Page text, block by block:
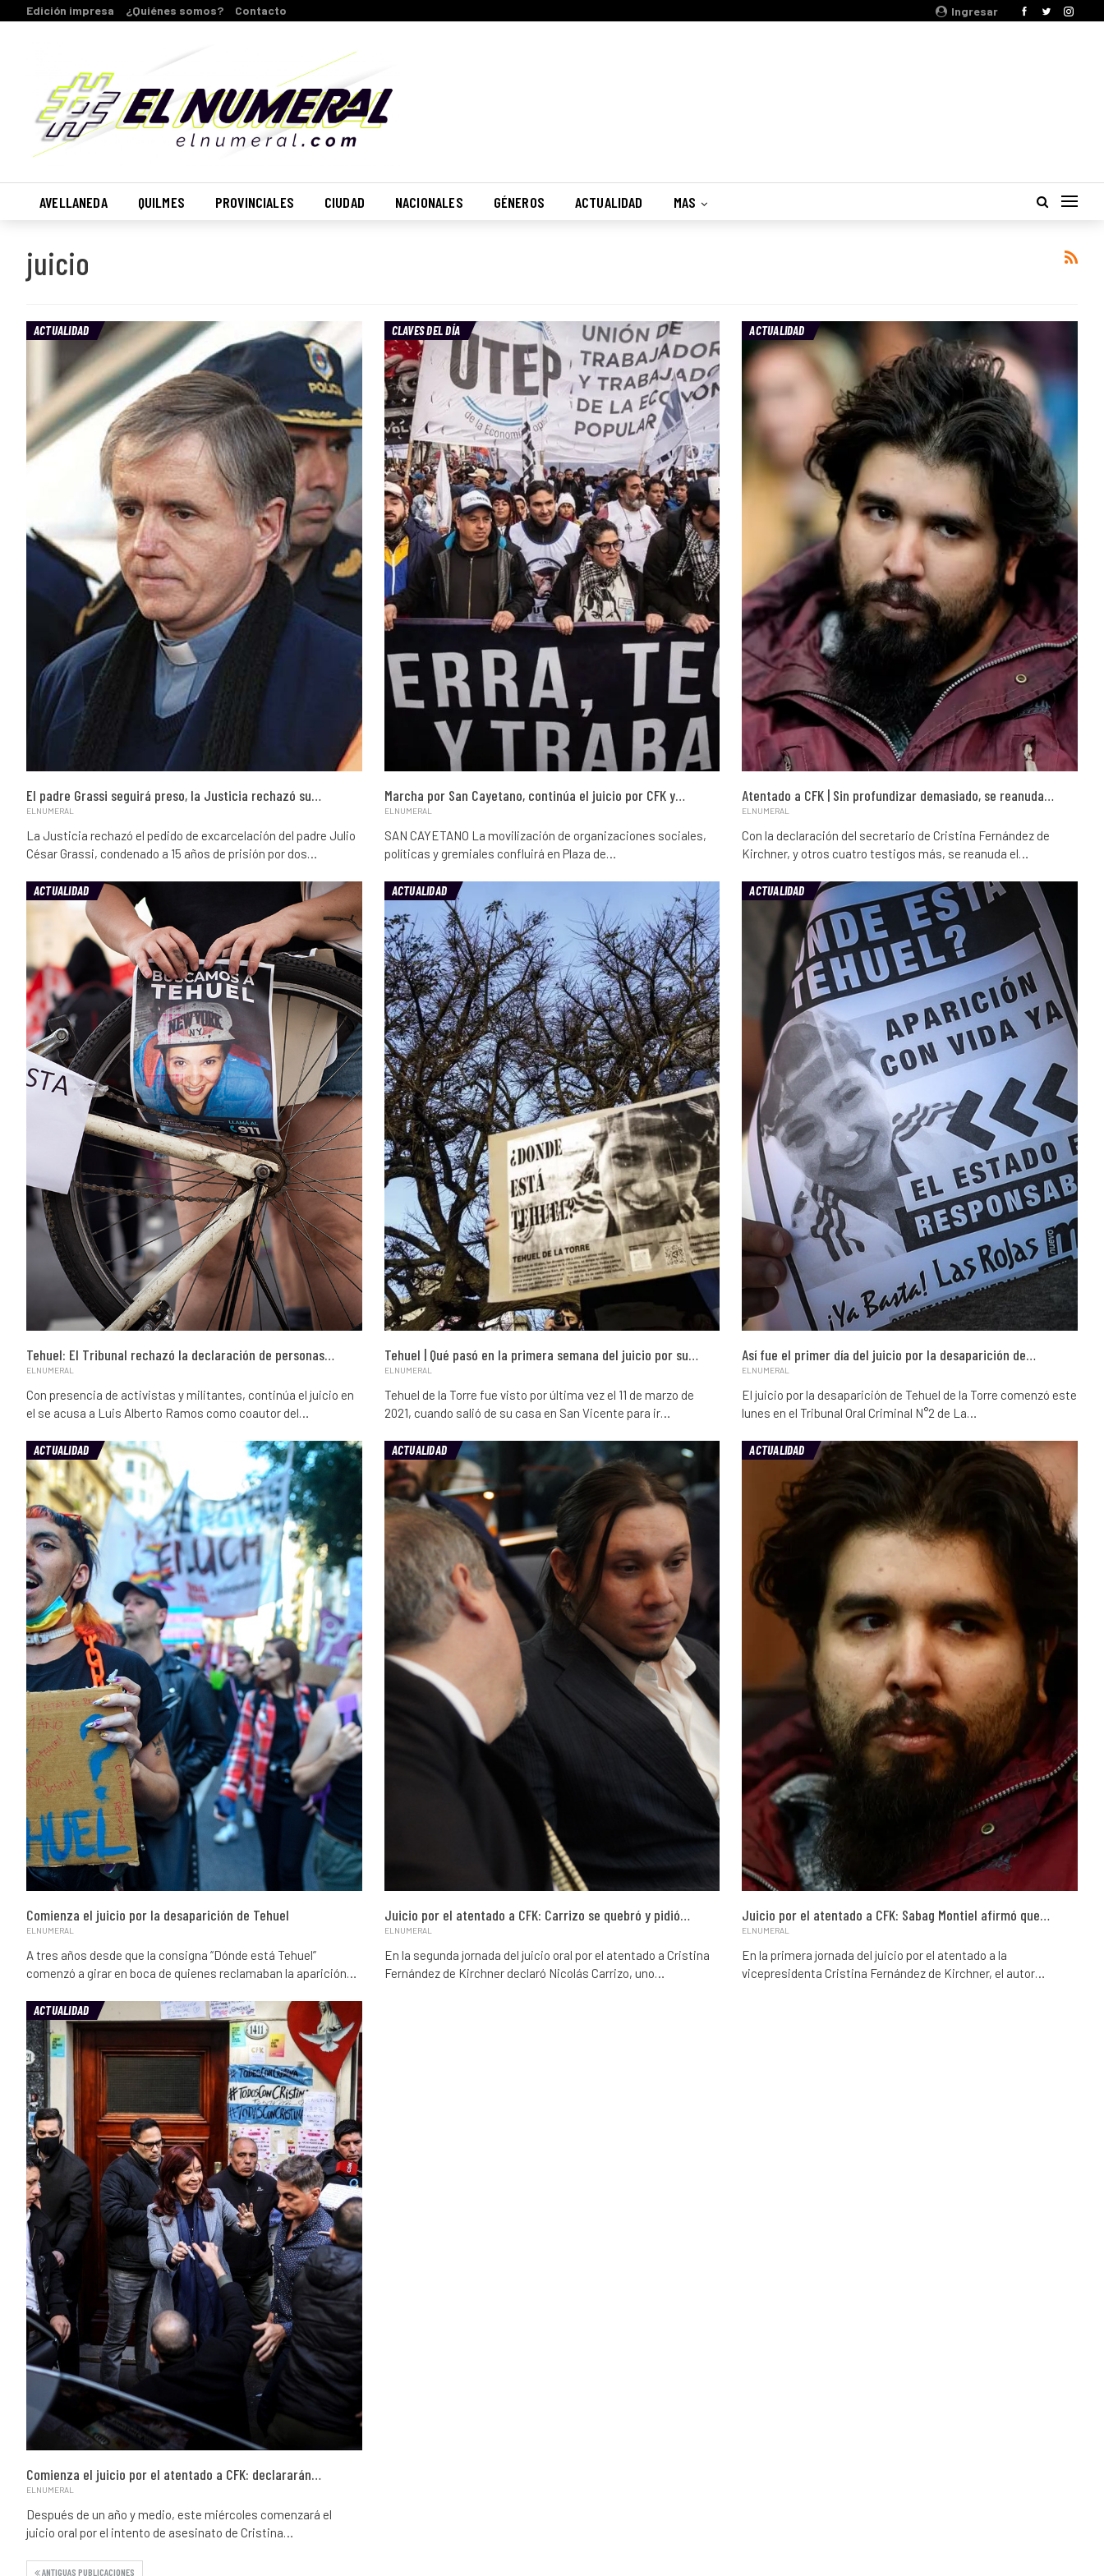
Ingresar
Edición impresa ¿Quiénes somos? Contacto
AVELLANEDA QUILMES PROVINCIALES CIUDAD NACIONALES GÉNEROS ACTUALIDAD MAS
juicio
ACTUALIDAD
El padre Grassi seguirá preso, la Justicia rechazó su…
ELNUMERAL
La Justicia rechazó el pedido de excarcelación del padre Julio
César Grassi, condenado a 15 años de prisión por dos…
CLAVES DEL DÍA
Marcha por San Cayetano, continúa el juicio por CFK y…
ELNUMERAL
SAN CAYETANO La movilización de organizaciones sociales,
políticas y gremiales confluirá en Plaza de…
ACTUALIDAD
Atentado a CFK | Sin profundizar demasiado, se reanuda…
ELNUMERAL
Con la declaración del secretario de Cristina Fernández de
Kirchner, y otros cuatro testigos más, se reanuda el…
ACTUALIDAD
Tehuel: El Tribunal rechazó la declaración de personas…
ELNUMERAL
Con presencia de activistas y militantes, continúa el juicio en
el se acusa a Luis Alberto Ramos como coautor del…
ACTUALIDAD
Tehuel | Qué pasó en la primera semana del juicio por su…
ELNUMERAL
Tehuel de la Torre fue visto por última vez el 11 de marzo de
2021, cuando salió de su casa en San Vicente para ir…
ACTUALIDAD
Así fue el primer día del juicio por la desaparición de…
ELNUMERAL
El juicio por la desaparición de Tehuel de la Torre comenzó este
lunes en el Tribunal Oral Criminal N°2 de La…
ACTUALIDAD
Comienza el juicio por la desaparición de Tehuel
ELNUMERAL
A tres años desde que la consigna “Dónde está Tehuel”
comenzó a girar en boca de quienes reclamaban la aparición…
ACTUALIDAD
Juicio por el atentado a CFK: Carrizo se quebró y pidió…
ELNUMERAL
En la segunda jornada del juicio oral por el atentado a Cristina
Fernández de Kirchner declaró Nicolás Carrizo, uno…
ACTUALIDAD
Juicio por el atentado a CFK: Sabag Montiel afirmó que…
ELNUMERAL
En la primera jornada del juicio por el atentado a la
vicepresidenta Cristina Fernández de Kirchner, el autor…
ACTUALIDAD
Comienza el juicio por el atentado a CFK: declararán…
ELNUMERAL
Después de un año y medio, este miércoles comenzará el
juicio oral por el intento de asesinato de Cristina…
ANTIGUAS PUBLICACIONES